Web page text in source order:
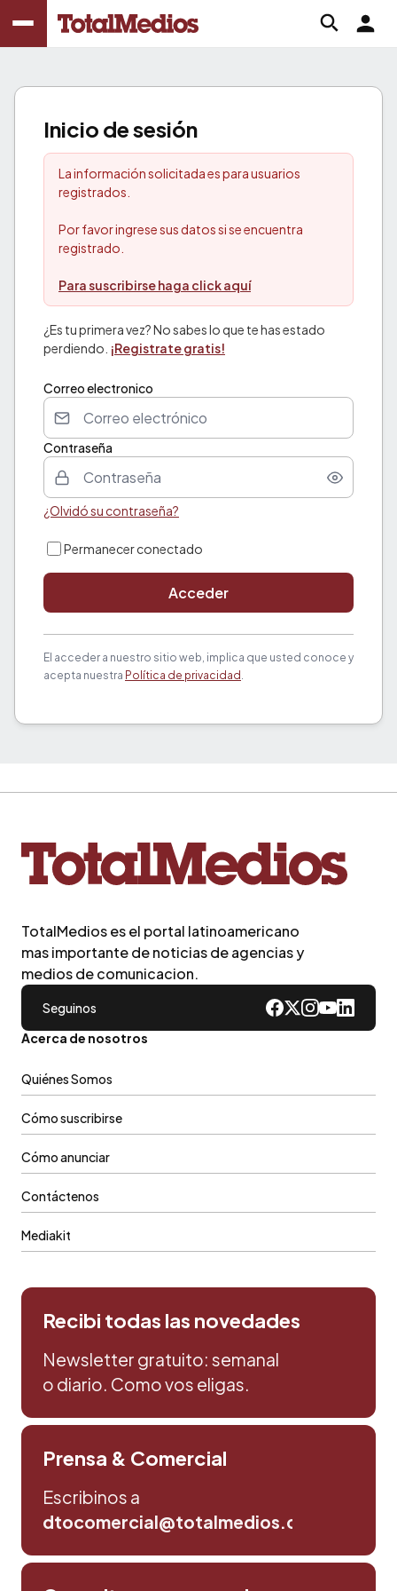
Inicio de sesión
La información solicitada es para usuarios
registrados.
Por favor ingrese sus datos si se encuentra
registrado.
Para suscribirse haga click aquí
¿Es tu primera vez? No sabes lo que te has estado
perdiendo. ¡Registrate gratis!
Correo electronico
Contraseña
¿Olvidó su contraseña?
Permanecer conectado
Acceder
El acceder a nuestro sitio web, implica que usted conoce y
acepta nuestra Política de privacidad .
TotalMedios es el portal latinoamericano
mas importante de noticias de agencias y
medios de comunicacion.
Seguinos
Acerca de nosotros
Quiénes Somos
Cómo suscribirse
Cómo anunciar
Contáctenos
Mediakit
Recibi todas las novedades
Newsletter gratuito: semanal
o diario. Como vos eligas.
Prensa & Comercial
Escribinos a
dtocomercial@totalmedios.com